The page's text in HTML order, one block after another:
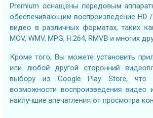
Premium оснащены передовым
обеспечивающим воспроизведение HD
видео в различных форматах, таких
MOV, WMV, MPG, H.264, RMVB и многих
Кроме того, Вы можете установить
или любой другой сторонний
выбору из Google Play Store, что
возможности воспроизведения видео
наилучшие впечатления от просмотра